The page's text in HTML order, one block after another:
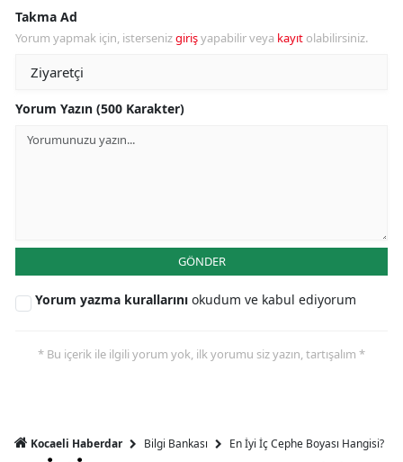
Takma Ad
Yorum yapmak için, istersenizgirişyapabilir veya kayıt olabilirsiniz.
Yorum Yazın (500 Karakter)
GÖNDER
Yorum yazma kurallarını okudum ve kabul ediyorum
* Bu içerik ile ilgili yorum yok, ilk yorumu siz yazın, tartışalım *
Kocaeli Haberdar Bilgi Bankası En İyi İç Cephe Boyası Hangisi?